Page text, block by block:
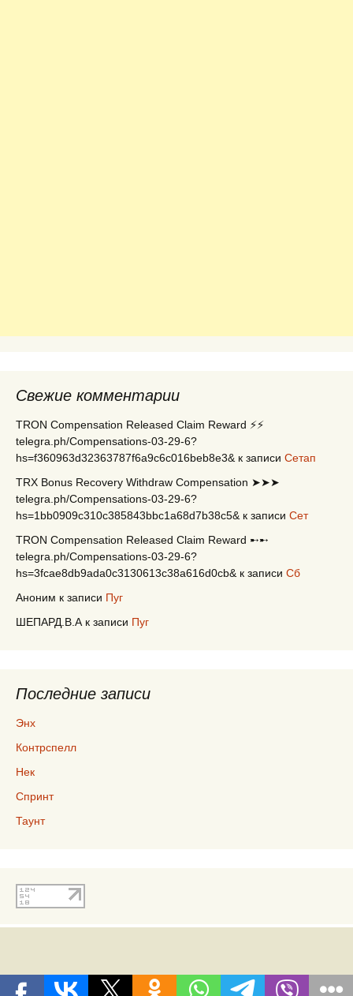
Свежие комментарии
TRON Compensation Released Claim Reward ⚡⚡
telegra.ph/Compensations-03-29-6?
hs=f360963d32363787f6a9c6c016beb8e3& к записи Сетап
TRX Bonus Recovery Withdraw Compensation ➤➤➤
telegra.ph/Compensations-03-29-6?
hs=1bb0909c310c385843bbc1a68d7b38c5& к записи Сет
TRON Compensation Released Claim Reward ➸➸
telegra.ph/Compensations-03-29-6?
hs=3fcae8db9ada0c3130613c38a616d0cb& к записи Сб
Аноним к записи Пуг
ШЕПАРД.В.А к записи Пуг
Последние записи
Энх
Контрспелл
Нек
Спринт
Таунт